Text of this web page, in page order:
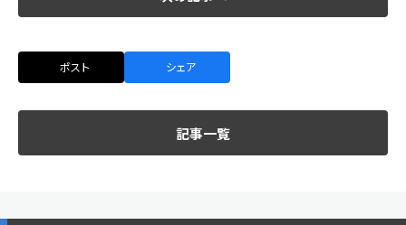
ポスト シェア
記事一覧